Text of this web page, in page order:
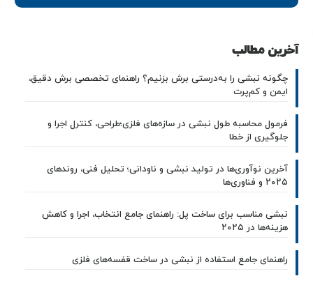
آخرین مطالب
چگونه نبشی را به‌درستی برش بزنیم؟ راهنمای تخصصی برش دقیق،
ایمن و کم‌پرت
فرمول محاسبه طول نبشی در سازه‌های فلزی؛طراحی، کنترل اجرا و
جلوگیری از خطا
آخرین نوآوری‌ها در تولید نبشی و ناودانی؛ تحلیل فنی، روندهای
۲۰۲۵ و فناوری‌ها
نبشی مناسب برای ساخت پل: راهنمای جامع انتخاب، اجرا و کاهش
هزینه‌ها در ۲۰۲۵
راهنمای جامع استفاده از نبشی در ساخت قفسه‌های فلزی